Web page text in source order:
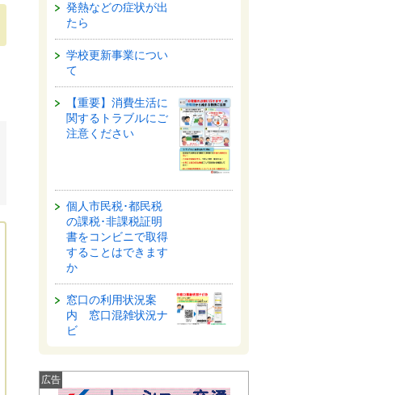
発熱などの症状が出
たら
学校更新事業につい
て
【重要】消費生活に
関するトラブルにご
注意ください
個人市民税･都民税
の課税･非課税証明
書をコンビニで取得
することはできます
か
窓口の利用状況案
内 窓口混雑状況ナ
ビ
広告